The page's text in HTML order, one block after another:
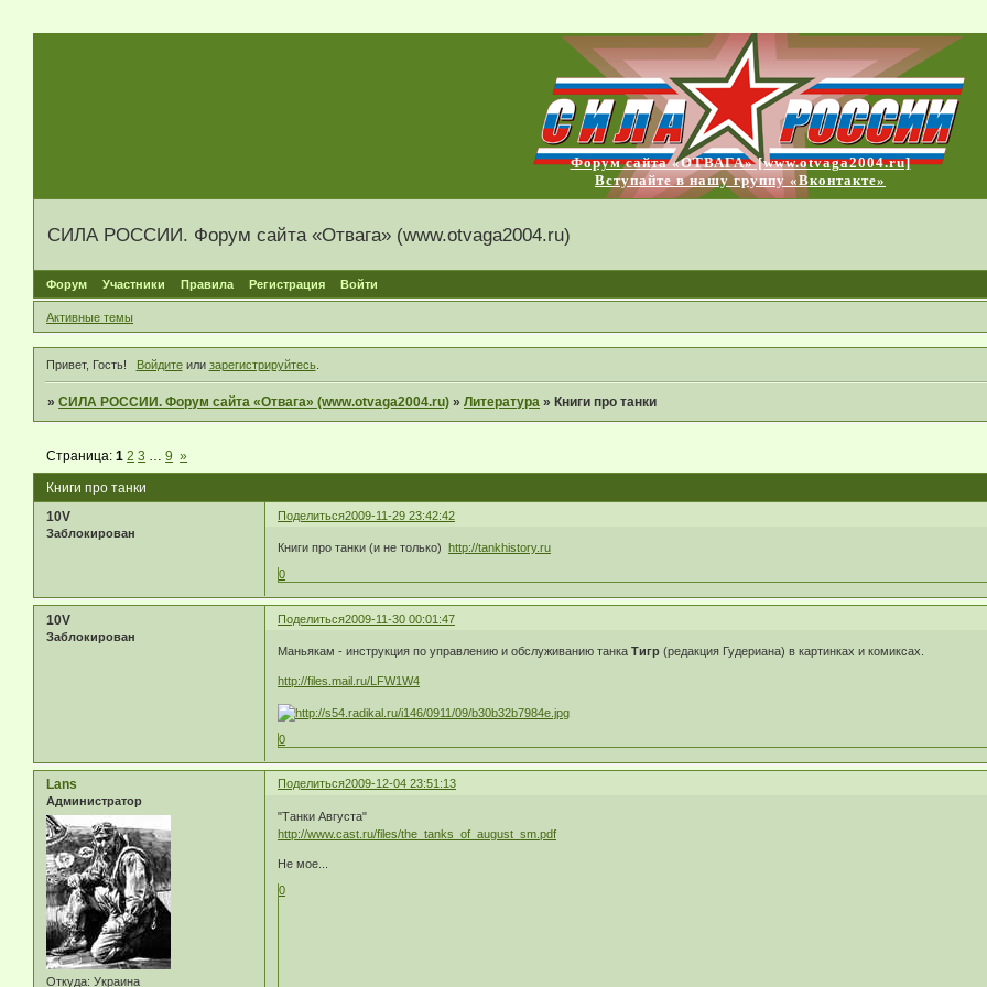
Форум сайта «ОТВАГА» [www.otvaga2004.ru]
Вступайте в нашу группу «Вконтакте»
СИЛА РОССИИ. Форум сайта «Отвага» (www.otvaga2004.ru)
Форум Участники Правила Регистрация Войти
Активные темы
Привет, Гость! Войдитеили зарегистрируйтесь.
»СИЛА РОССИИ. Форум сайта «Отвага» (www.otvaga2004.ru) »Литература » Книги про танки
Книги про танки
Страница:1 2 3 9 »
Поделиться2009-11-29 23:42:42
10V
Заблокирован
Книги про танки (и не только)http://tankhistory.ru
0
Поделиться2009-11-30 00:01:47
10V
Заблокирован
Маньякам - инструкция по управлению и обслуживанию танкаТигр (редакция Гудериана) в картинках и комиксах.
http://files.mail.ru/LFW1W4
0
Поделиться2009-12-04 23:51:13
Lans
Администратор
Откуда: Украина
"Танки Августа"
http://www.cast.ru/files/the_tanks_of_august_sm.pdf
Не мое...
0